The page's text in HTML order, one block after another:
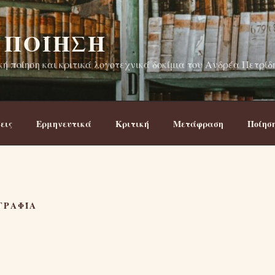
ποίηση και κριτικά λογοτεχνικά δοκίμια του Ανδρέα
Ερμηνευτικά Κριτική Μετάφραση